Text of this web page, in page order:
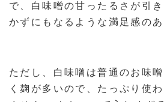
で、白味噌の甘ったるさが引
かずにもなるような満足感の
ただし、白味噌は普通のお味
く麹が多いので、たっぷり使